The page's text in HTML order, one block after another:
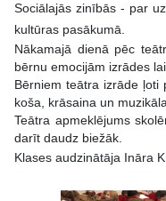
Sociālajās zinībās - par
kultūras pasākumā.
Nākamajā dienā pēc
bērnu emocijām izrādes
Bērniem teātra izrāde ļoti
koša, krāsaina un muzikāla.
Teātra apmeklējums
darīt daudz biežāk.
Klases audzinātāja Ināra